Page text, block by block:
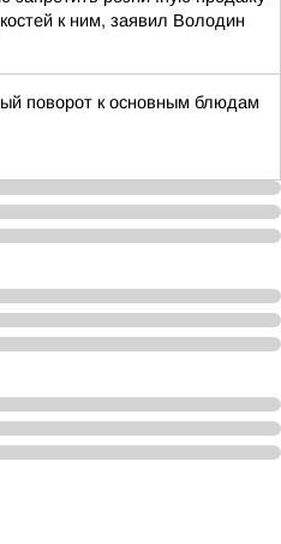
к ним, заявил Володин
поворот к основным блюдам